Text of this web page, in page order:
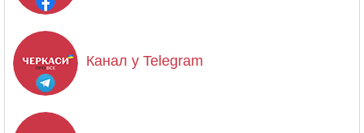
Канал у Telegram